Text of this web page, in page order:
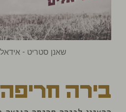
שאנן סטריט - אידאלים
בירה חריפה